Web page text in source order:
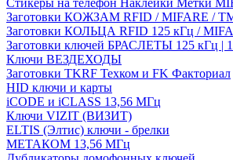
Стикеры на телефон Наклейки Метки
Заготовки КОЖЗАМ RFID / MIFARE /
Заготовки КОЛЬЦА RFID 125 кГц /
Заготовки ключей БРАСЛЕТЫ 125 кГц |
Ключи ВЕЗДЕХОДЫ
Заготовки TKRF Техком и FK Факториал
HID ключи и карты
iCODE и iCLASS 13,56 МГц
Ключи VIZIT (ВИЗИТ)
ELTIS (Элтис) ключи - брелки
МЕТАКОМ 13,56 МГц